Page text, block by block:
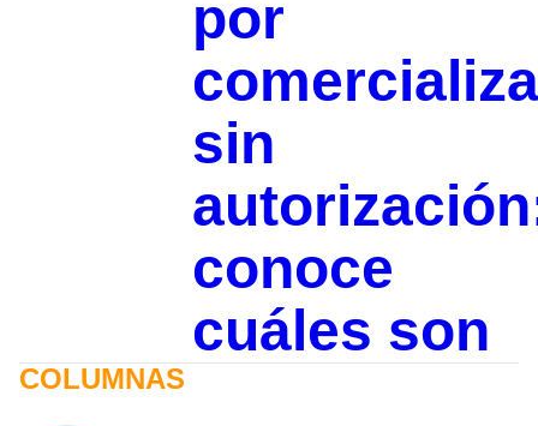
por
sin
conoce
cuáles son
COLUMNAS